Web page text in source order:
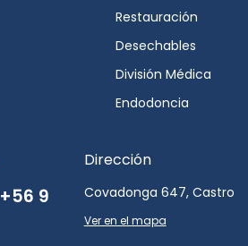
Restauración
Desechables
División Médica
Endodoncia
+56 9
Dirección
Covadonga 647, Castro
Ver en el mapa